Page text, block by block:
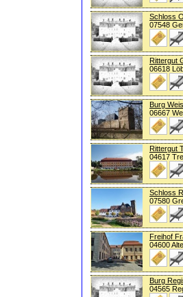
Schloss
07548
Rittergut
06618
Burg
06667
Rittergut
04617
Schloss
07580
Freihof
04600
Burg
04565